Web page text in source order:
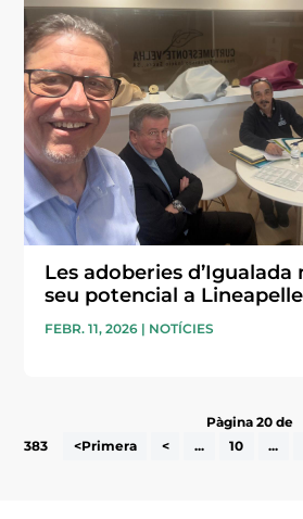
Les adoberies
seu potencial a Lineapelle
FEBR. 11, 2026 | NOTÍCIES
Pàgina 20 de
383
<Primera < ... 10 ...